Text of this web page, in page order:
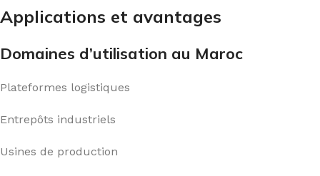
Applications et avantages
Domaines d’utilisation au Maroc
Plateformes logistiques
Entrepôts industriels
Usines de production